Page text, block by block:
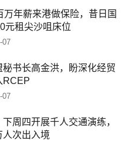
万年薪来港做保险，昔日国
元租尖沙咀床位
07
秘书长高金洪，盼深化经贸
RCEP
07
周四开展千人交通演练，
人次出入境